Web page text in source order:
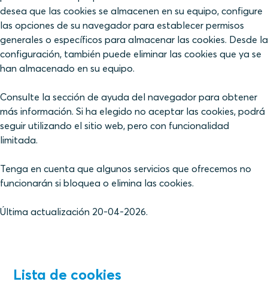
desea que las cookies se almacenen en su equipo, configure
las opciones de su navegador para establecer permisos
generales o específicos para almacenar las cookies. Desde la
configuración, también puede eliminar las cookies que ya se
han almacenado en su equipo.
Consulte la sección de ayuda del navegador para obtener
más información. Si ha elegido no aceptar las cookies, podrá
seguir utilizando el sitio web, pero con funcionalidad
limitada.
Tenga en cuenta que algunos servicios que ofrecemos no
funcionarán si bloquea o elimina las cookies.
Última actualización 20-04-2026.
Lista de cookies